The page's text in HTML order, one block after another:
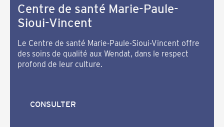
Centre de santé Marie-Paule-
Sioui-Vincent
Le Centre de santé Marie-Paule-Sioui-Vincent offre
des soins de qualité aux Wendat, dans le respect
profond de leur culture.
CONSULTER
CONSULTER